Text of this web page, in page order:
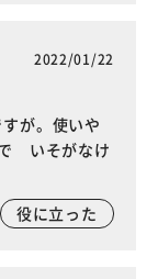
2022/01/22
が。使いや
いそがなけ
役に立った